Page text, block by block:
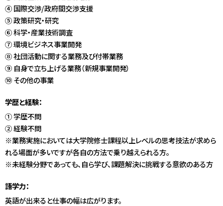
④ 国際交渉/政府間交渉支援
⑤ 政策研究・研究
⑥ 科学・産業技術調査
⑦ 環境ビジネス事業開発
⑧ 社団活動に関する業務及び付帯業務
⑨ 自身で立ち上げる業務（新規事業開発）
⑩ その他の事業
学歴と経験：
① 学歴不問
② 経験不問
※業務実施においては大学院修士課程以上レベルの思考技法が求めら
れる場面が多いですが各自の方法で乗り越えられる方。
※未経験分野であっても、自ら学び、課題解決に挑戦する意欲のある方
語学力：
英語が出来ると仕事の幅は広がります。